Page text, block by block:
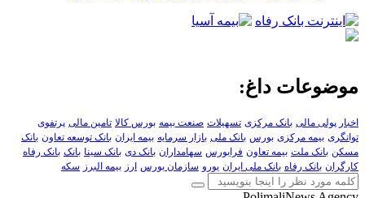
موضوعات داغ:
اخبار پولی مالی بانک مرکزی تسهیلات صنعت بیمه بورس کالا تامین مالی پرتفوی
توانگری بیمه مرکزی بورس بانک ملی بازار سرمایه بیمه ایران بانک توسعه تعاون بانک
مسکن بانک ملت بیمه تعاون فرابورس سهامداران بانک دی بانک سینا بانک بانک رفاه
کارگران بانک رفاه بانک ملی ایران یورو سازمان بورس ارز بیمه البرز سکه